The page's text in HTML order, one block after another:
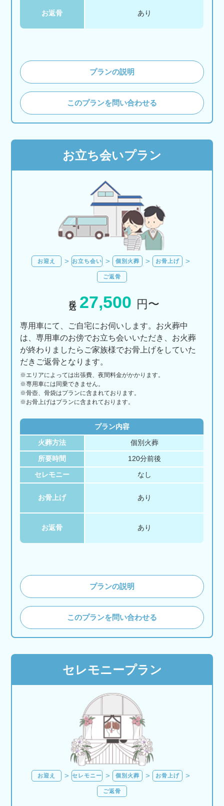
お返骨 あり
プランの説明
このプランを問い合わせる
お立ち会いプラン
お迎え お立ち会い 個別火葬 お骨上げ
ご返骨
27,500 円〜
専用車にて、ご自宅にお伺いします。お火葬中
は、専用車のお傍でお立ち会いいただき、お火葬
が終わりましたらご家族様でお骨上げをしていた
だきご返骨となります。
※エリアに よっては出張費、夜間料金がかかります。
※専用車には同乗できません。
※骨壺、骨袋はプランに含まれております。
※お骨上げはプランに含まれております。
プラン内容
火葬方法 個別火葬
所要時間 120分前後
セレモニー なし
お骨上げ あり
お返骨 あり
プランの説明
このプランを問い合わせる
セレモニープラン
お迎え セレモニー 個別火葬 お骨上げ
ご返骨